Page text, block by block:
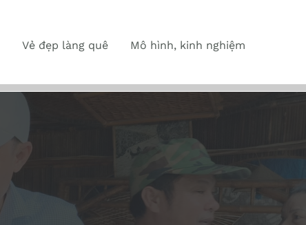
Vẻ đẹp làng quê Mô hình, kinh nghiệm